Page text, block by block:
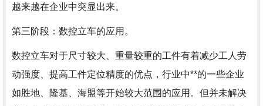
越来越在企业中突显出来。
第三阶段：数控立车的应用。
数控立车对于尺寸较大、重量较重的工件有着减少工人劳
动强度、提高工件定位精度的优点，行业中**的一些企业
如胜地、隆基、海盟等开始较大范围的应用。但并未解决